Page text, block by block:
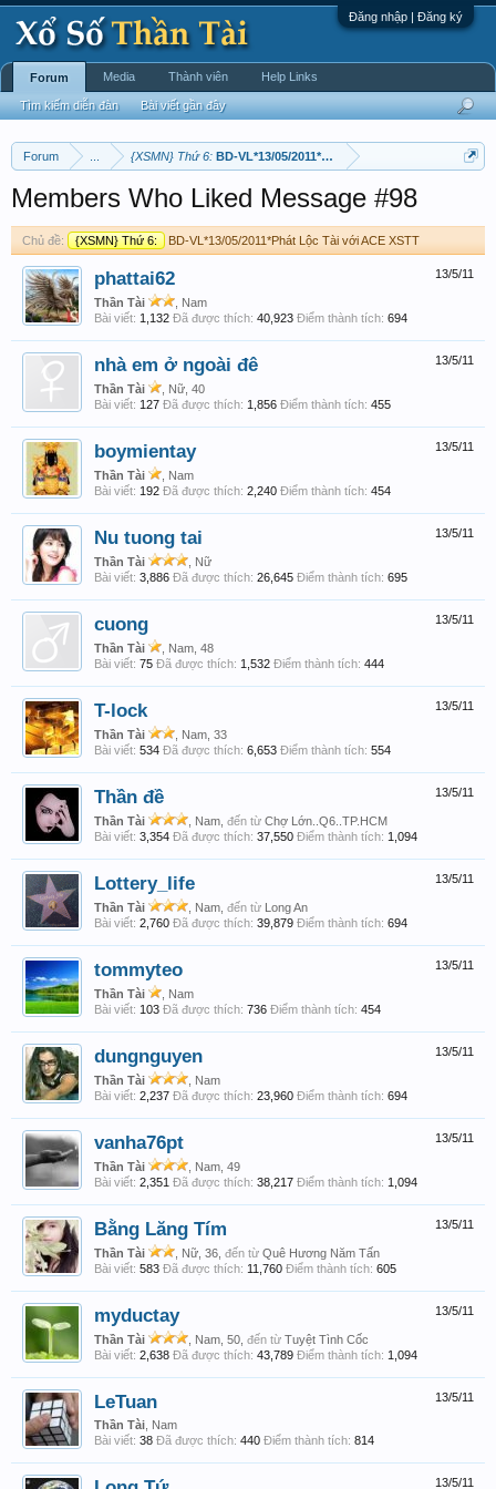
Đăng nhập | Đăng ký
Forum {XSMN} Thứ 6: BD-VL*13/05/2011*Phát Lộc Tài với ACE XSTT
Members Who Liked Message #98
Chủ đề: {XSMN} Thứ 6: BD-VL*13/05/2011*Phát Lộc Tài với ACE XSTT
13/5/11
phattai62
Thần Tài
, Nam
Bài viết: 1,132 Đã được thích: 40,923 Điểm thành tích: 694
13/5/11
nhà em ở ngoài đê
Thần Tài
, Nữ, 40
Bài viết: 127 Đã được thích: 1,856 Điểm thành tích: 455
13/5/11
boymientay
Thần Tài
, Nam
Bài viết: 192 Đã được thích: 2,240 Điểm thành tích: 454
13/5/11
Nu tuong tai
Thần Tài
, Nữ
Bài viết: 3,886 Đã được thích: 26,645 Điểm thành tích: 695
13/5/11
cuong
Thần Tài
, Nam, 48
Bài viết: 75 Đã được thích: 1,532 Điểm thành tích: 444
13/5/11
T-lock
Thần Tài
, Nam, 33
Bài viết: 534 Đã được thích: 6,653 Điểm thành tích: 554
13/5/11
Thần đề
Thần Tài , Nam, đến từ Chợ Lớn..Q6..TP.HCM
Bài viết: 3,354 Đã được thích: 37,550 Điểm thành tích: 1,094
13/5/11
Lottery_life
Thần Tài , Nam, đến từ Long An
Bài viết: 2,760 Đã được thích: 39,879 Điểm thành tích: 694
13/5/11
tommyteo
Thần Tài
, Nam
Bài viết: 103 Đã được thích: 736 Điểm thành tích: 454
13/5/11
dungnguyen
Thần Tài
, Nam
Bài viết: 2,237 Đã được thích: 23,960 Điểm thành tích: 694
13/5/11
vanha76pt
Thần Tài
, Nam, 49
Bài viết: 2,351 Đã được thích: 38,217 Điểm thành tích: 1,094
13/5/11
Bằng Lăng Tím
Thần Tài , Nữ, 36, đến từ Quê Hương Năm Tấn
Bài viết: 583 Đã được thích: 11,760 Điểm thành tích: 605
13/5/11
myductay
Thần Tài , Nam, 50, đến từ Tuyệt Tình Cốc
Bài viết: 2,638 Đã được thích: 43,789 Điểm thành tích: 1,094
13/5/11
LeTuan
Thần Tài , Nam
Bài viết: 38 Đã được thích: 440 Điểm thành tích: 814
13/5/11
Forum
Tìm kiếm diễn đàn Bài viết gần đây
Media Thành viên Help Links